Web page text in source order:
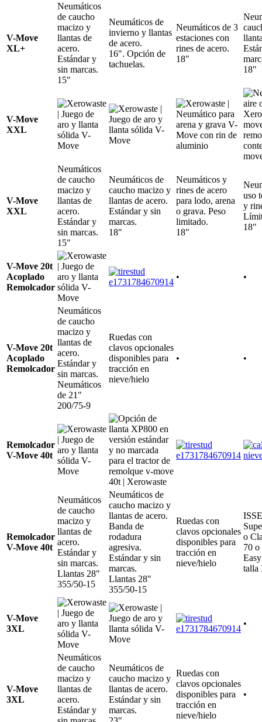
V-Move
XL+
Neumáticos
de caucho
macizo y
llantas de
acero.
Estándar y
sin marcas.
15"
Neumáticos de
invierno y llantas
de acero.
16". Opción de
tachuelas.
Neumáticos de 3
estaciones con
rines de acero.
18"
18"
V-Move
XXL
V-Move
XXL
Neumáticos
de caucho
macizo y
llantas de
acero.
Estándar y
sin marcas.
15"
Neumáticos de
caucho macizo y
llantas de acero.
Estándar y sin
marcas.
18"
Neumáticos y
rines de acero
para lodo, arena
o grava. Peso
limitado.
18"
uso
y
18"
V-Move 20t
Acoplado
Remolcador
• •
V-Move 20t
Acoplado
Remolcador
Neumáticos
de caucho
macizo y
llantas de
acero.
Estándar y
sin marcas.
Neumáticos
de 21"
200/75-9
Ruedas con
clavos opcionales
disponibles para
tracción en
nieve/hielo
• •
Remolcador
V-Move 40t
Remolcador
V-Move 40t
Neumáticos
de caucho
macizo y
llantas de
acero.
Estándar y
sin marcas.
Llantas 28"
355/50-15
Neumáticos de
caucho macizo y
llantas de acero.
Banda de
rodadura
agresiva.
Estándar y sin
marcas.
Llantas 28"
355/50-15
Ruedas con
clavos opcionales
disponibles para
tracción en
nieve/hielo
o
70
talla
V-Move
3XL
•
V-Move
3XL
Neumáticos
de caucho
macizo y
llantas de
acero.
Estándar y
Neumáticos de
caucho macizo y
llantas de acero.
Estándar y sin
marcas.
Ruedas con
clavos opcionales
disponibles para
tracción en
nieve/hielo
•